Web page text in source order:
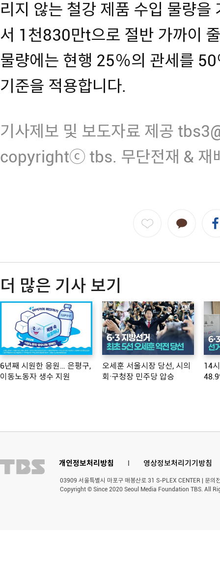
리지 않는 철강 제품 수입 물량
서 1천830만t으로 절반 가까이
물량에는 현행 25％의 관세를
기준을 적용합니다.
기사제보 및 보도자료 제공
copyrightⓒ tbs. 무단전재 & 재
더 많은 기사 보기
6년째 시원한 응원… 은평구,
이동노동자 생수 지원
오세훈 서울시장 당선, 시의
회·구청장 민주당 압승
14
개인정보처리방침 l 영상정보처리기기방침
03909 서울특별시 마포구 매봉산로 31 S-PLEX CENTER | 문
Copyright © Since 2020 Seoul Media Foundation TBS. All